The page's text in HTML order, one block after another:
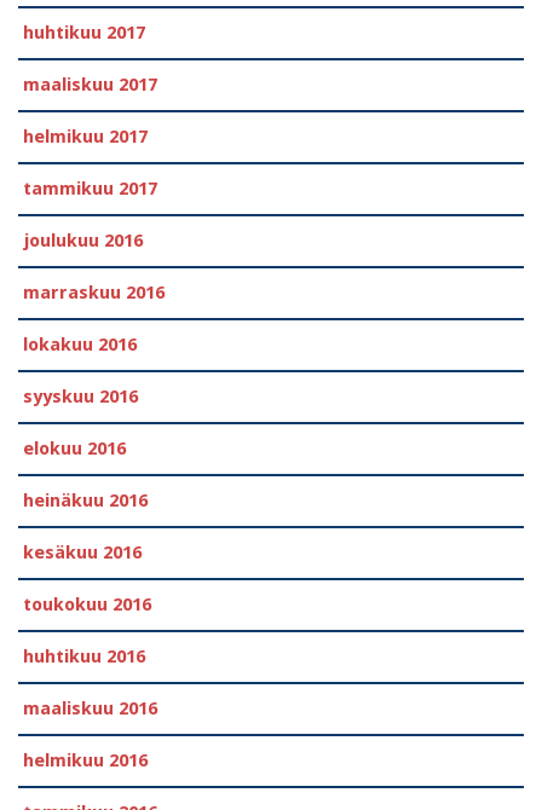
huhtikuu 2017
maaliskuu 2017
helmikuu 2017
tammikuu 2017
joulukuu 2016
marraskuu 2016
lokakuu 2016
syyskuu 2016
elokuu 2016
heinäkuu 2016
kesäkuu 2016
toukokuu 2016
huhtikuu 2016
maaliskuu 2016
helmikuu 2016